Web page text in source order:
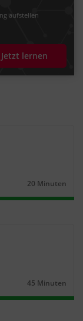
aufstellen
Jetzt lernen
Dauer:
20 Minuten
Dauer:
45 Minuten